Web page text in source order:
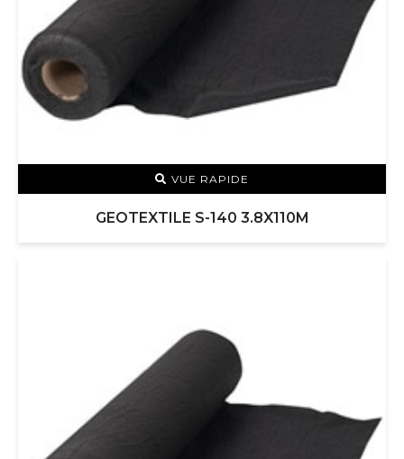
VUE RAPIDE
GEOTEXTILE S-140 3.8X110M